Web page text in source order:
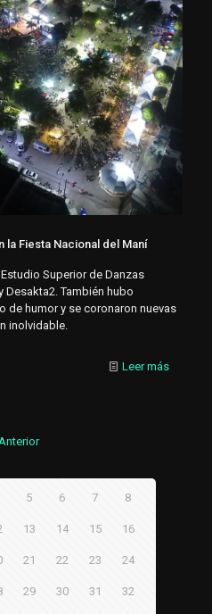
la Fiesta Nacional del Maní
Superior de Danzas
Desakta2. También hubo
de humor y se coronaron nuevas
inolvidable.
Leer más
Anterior
5 6 7 8
13 14 15 16
21 22 23 24
29 30 31 32